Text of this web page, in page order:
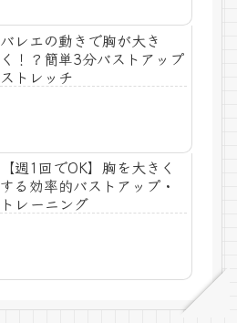
バレエの動きで胸が大き
く！？簡単3分バストアップ
ストレッチ
【週1回でOK】胸を大きく
する効率的バストアップ・
トレーニング